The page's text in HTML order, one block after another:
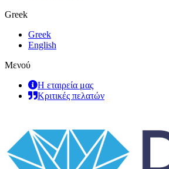
Greek
Greek
English
Μενού
Η εταιρεία μας
Κριτικές πελατών